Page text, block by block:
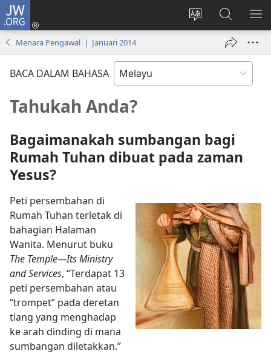
JW.ORG
Tukar
bahasa
web
Log
Masuk
baharu)
Cari
JW.ORG
Menara Pengawal | Januari 2014
BACA DALAM BAHASA
Tahukah Anda?
Bagaimanakah sumbangan bagi
Rumah Tuhan dibuat pada zaman
Yesus?
Peti persembahan di
Rumah Tuhan terletak di
bahagian Halaman
Wanita. Menurut buku
The Temple—Its Ministry
and Services, “Terdapat 13
peti persembahan atau
“trompet” pada deretan
tiang yang menghadap
ke arah dinding di mana
sumbangan diletakkan.”